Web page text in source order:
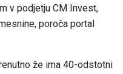
v podjetju CM Invest,
poroča portal
že ima 40-odstotni